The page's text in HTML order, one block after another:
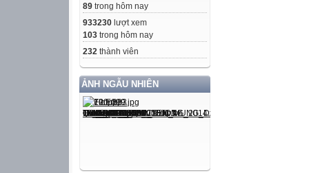
89 trong hôm nay
933230 lượt xem
103 trong hôm nay
232 thành viên
ẢNH NGẪU NHIÊN